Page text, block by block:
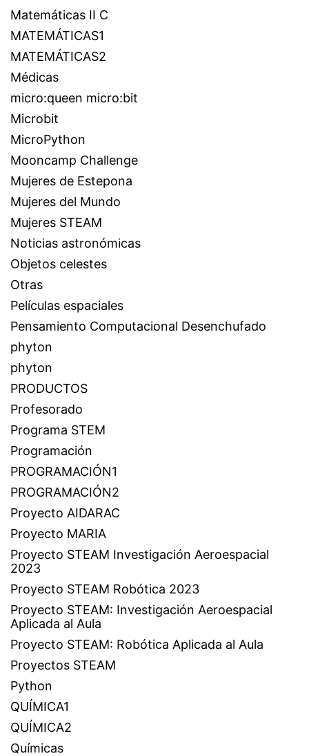
Matemáticas II C
MATEMÁTICAS1
MATEMÁTICAS2
Médicas
micro:queen micro:bit
Microbit
MicroPython
Mooncamp Challenge
Mujeres de Estepona
Mujeres del Mundo
Mujeres STEAM
Noticias astronómicas
Objetos celestes
Otras
Películas espaciales
Pensamiento Computacional Desenchufado
phyton
phyton
PRODUCTOS
Profesorado
Programa STEM
Programación
PROGRAMACIÓN1
PROGRAMACIÓN2
Proyecto AIDARAC
Proyecto MARIA
Proyecto STEAM Investigación Aeroespacial
2023
Proyecto STEAM Robótica 2023
Proyecto STEAM: Investigación Aeroespacial
Aplicada al Aula
Proyecto STEAM: Robótica Aplicada al Aula
Proyectos STEAM
Python
QUÍMICA1
QUÍMICA2
Químicas